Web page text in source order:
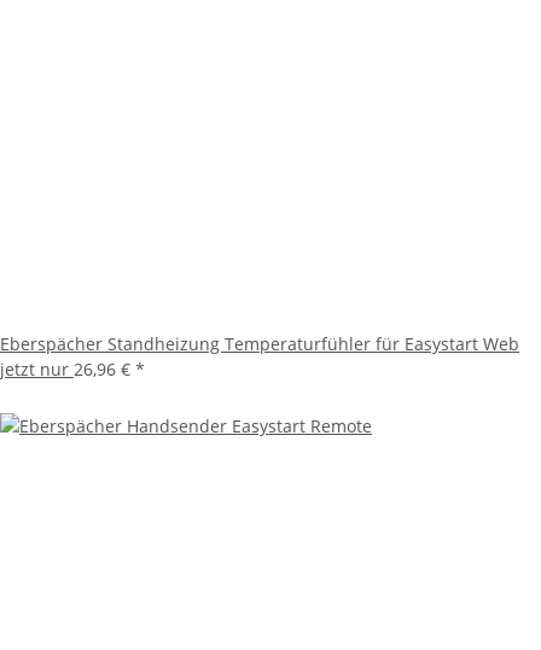
Eberspächer Standheizung Temperaturfühler für Easystart Web
jetzt nur 26,96 € *